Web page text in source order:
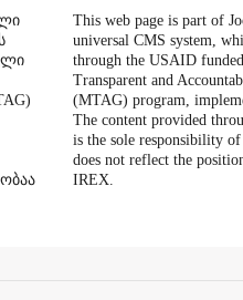
This web page is part of
universal CMS system,
through the USAID
Transparent and
(MTAG) program,
The content provided
is the sole responsibility of
does not reflect the
IREX.